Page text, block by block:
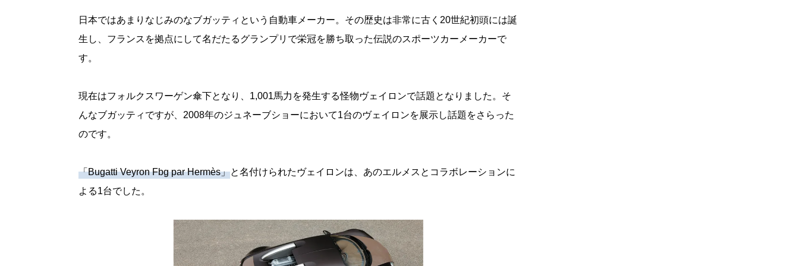
日本ではあまりなじみのなブガッティという自動車メーカー。その歴史は非常に古く20世紀初頭には誕
生し、フランスを拠点にして名だたるグランプリで栄冠を勝ち取った伝説のスポーツカーメーカーで
す。
現在はフォルクスワーゲン傘下となり、1,001馬力を発生する怪物ヴェイロンで話題となりました。そ
んなブガッティですが、2008年のジュネーブショーにおいて1台のヴェイロンを展示し話題をさらった
のです。
「Bugatti Veyron Fbg par Hermès」と名付けられたヴェイロンは、あのエルメスとコラボレーションに
よる1台でした。